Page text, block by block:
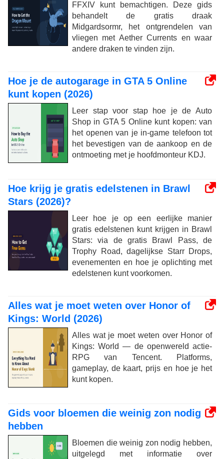
FFXIV kunt bemachtigen. Deze gids
behandelt de gratis draak
Midgardsormr, het ontgrendelen van
vliegen met Aether Currents en waar
andere draken te vinden zijn.
Hoe je de autogarage in GTA 5 Online
kunt kopen (2026)
Leer stap voor stap hoe je de Auto
Shop in GTA 5 Online kunt kopen: van
het openen van je in-game telefoon tot
het bevestigen van de aankoop en de
ontmoeting met je hoofdmonteur KDJ.
Hoe krijg je gratis edelstenen in Brawl
Stars (2026)?
Leer hoe je op een eerlijke manier
gratis edelstenen kunt krijgen in Brawl
Stars: via de gratis Brawl Pass, de
Trophy Road, dagelijkse Starr Drops,
evenementen en hoe je oplichting met
edelstenen kunt voorkomen.
Alles wat je moet weten over Honor of
Kings: World (2026)
Alles wat je moet weten over Honor of
Kings: World — de openwereld actie-
RPG van Tencent. Platforms,
gameplay, de kaart, prijs en hoe je het
kunt kopen.
Gids voor bloemen die weinig zon nodig
hebben
Bloemen die weinig zon nodig hebben,
uitgelegd met informatie over